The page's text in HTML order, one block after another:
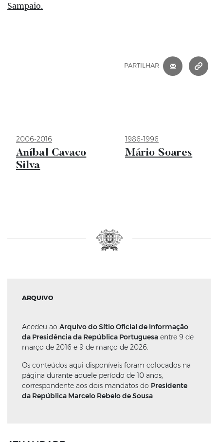
Sampaio.
PARTILHAR
2006-2016
Aníbal Cavaco
Silva
1986-1996
Mário Soares
ARQUIVO
Acedeu ao Arquivo do Sítio Oficial de Informação
da Presidência da República Portuguesa entre 9 de
março de 2016 e 9 de março de 2026.
Os conteúdos aqui disponíveis foram colocados na
página durante aquele período de 10 anos,
correspondente aos dois mandatos do Presidente
da República Marcelo Rebelo de Sousa.